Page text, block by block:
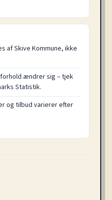
af Skive Kommune, ikke
ændrer sig – tjek
Statistik.
og tilbud varierer efter